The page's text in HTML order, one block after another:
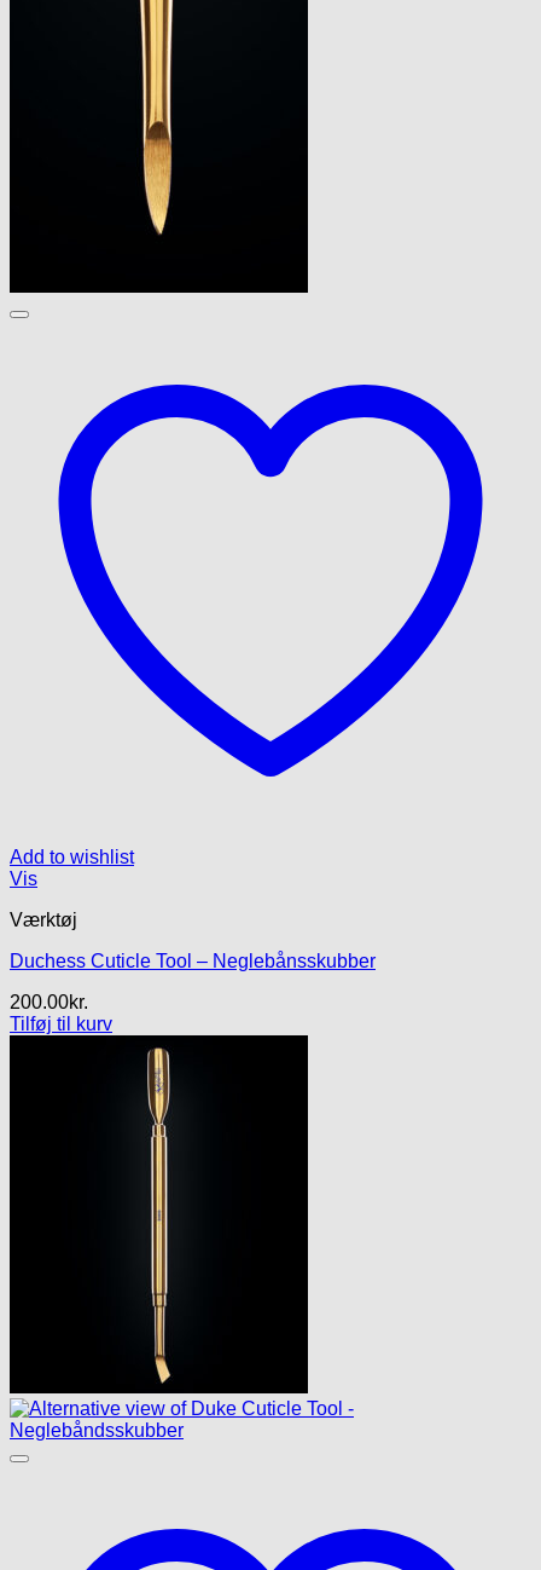
Add to wishlist
Vis
Værktøj
Duchess Cuticle Tool – Neglebånsskubber
200.00kr.
Tilføj til kurv